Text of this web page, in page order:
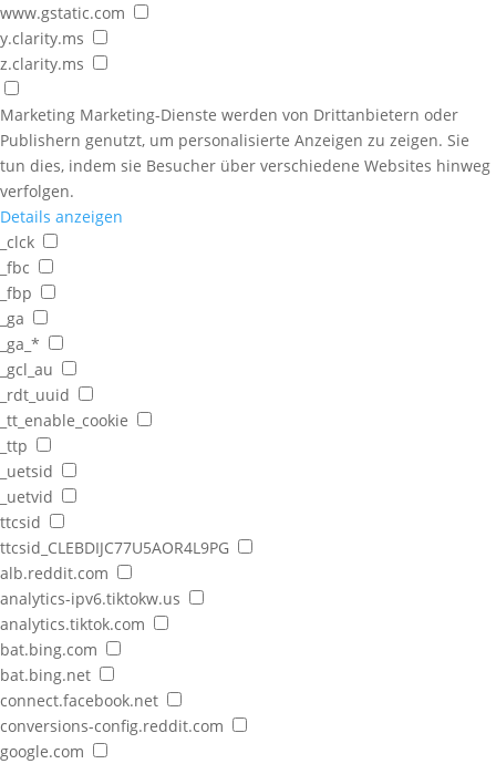
www.gstatic.com
y.clarity.ms
z.clarity.ms
Marketing Marketing-Dienste werden von Drittanbietern oder
Publishern genutzt, um personalisierte Anzeigen zu zeigen. Sie
tun dies, indem sie Besucher über verschiedene Websites hinweg
verfolgen.
Details anzeigen
_clck
_fbc
_fbp
_ga
_ga_*
_gcl_au
_rdt_uuid
_tt_enable_cookie
_ttp
_uetsid
_uetvid
ttcsid
ttcsid_CLEBDIJC77U5AOR4L9PG
alb.reddit.com
analytics-ipv6.tiktokw.us
analytics.tiktok.com
bat.bing.com
bat.bing.net
connect.facebook.net
conversions-config.reddit.com
google.com